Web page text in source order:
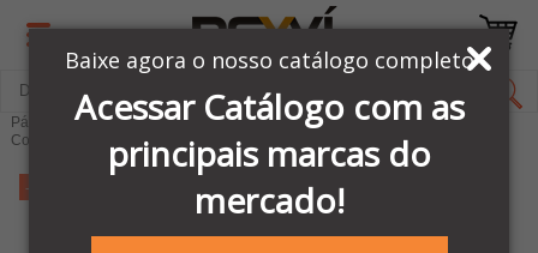
Baixe agora o nosso catálogo completo
Acessar Catálogo com as
principais marcas do
mercado!
Página Inicial
LINHA PNEUMÁTICA METAL WORK
Conexões Pneumáticas
-27%